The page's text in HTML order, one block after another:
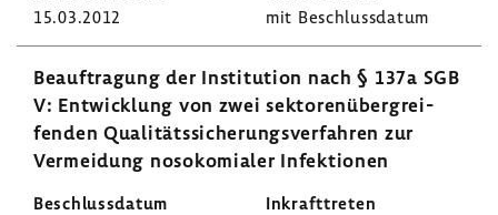
15.03.2012 mit Beschluss­datum
Beauf­tra­gung der Insti­tu­tion nach § 137a SGB
V: Entwick­lung von zwei sekto­ren­über­grei­
fenden Quali­täts­si­che­rungs­ver­fahren zur
Vermei­dung noso­ko­mialer Infek­tionen